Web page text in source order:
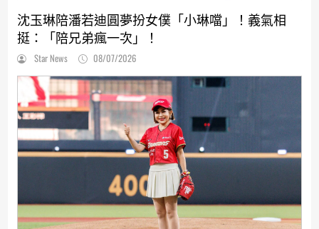
沈玉琳陪潘若迪圓夢扮女僕「小琳噹」！義氣相
挺：「陪兄弟瘋一次」！
Star News 08/07/2026